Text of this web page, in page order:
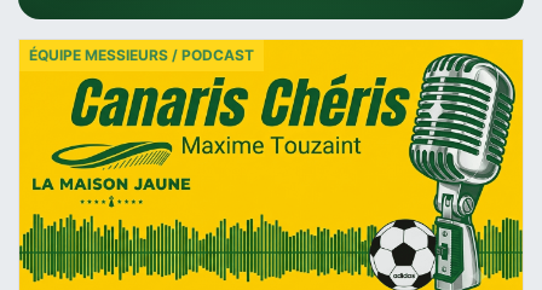
ÉQUIPE MESSIEURS / PODCAST